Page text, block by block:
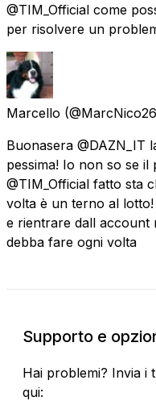
@TIM_Official come
per risolvere un
Marcello
Buonasera @DAZN_IT
pessima! Io non so se
@TIM_Official fatto sta
volta è un terno al
e rientrare dall account
debba fare ogni volta
Supporto e
Hai problemi? Invia i
qui: